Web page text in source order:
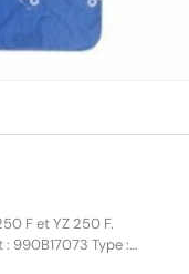
F et YZ 250 F.
990B17073 Type :